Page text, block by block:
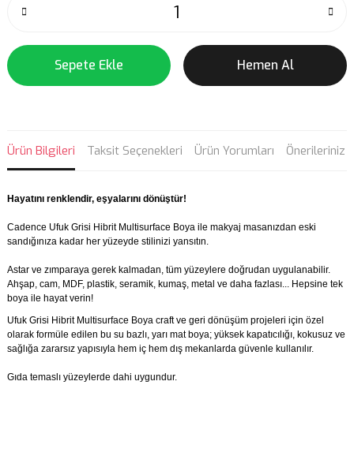
Sepete Ekle Hemen Al
Ürün Bilgileri Taksit Seçenekleri Ürün Yorumları Önerileriniz
Hayatını renklendir, eşyalarını dönüştür!
Cadence Ufuk Grisi Hibrit Multisurface Boya ile makyaj masanızdan eski
sandığınıza kadar her yüzeyde stilinizi yansıtın.
Astar ve zımparaya gerek kalmadan, tüm yüzeylere doğrudan uygulanabilir.
Ahşap, cam, MDF, plastik, seramik, kumaş, metal ve daha fazlası... Hepsine tek
boya ile hayat verin!
Ufuk Grisi Hibrit Multisurface Boya craft ve geri dönüşüm projeleri için özel
olarak formüle edilen bu su bazlı, yarı mat boya; yüksek kapatıcılığı, kokusuz ve
sağlığa zararsız yapısıyla hem iç hem dış mekanlarda güvenle kullanılır.
Gıda temaslı yüzeylerde dahi uygundur.